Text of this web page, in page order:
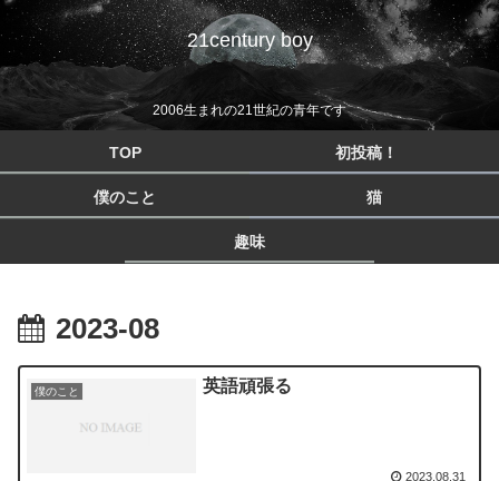
21century boy
2006生まれの21世紀の青年です
TOP 初投稿！
僕のこと 猫
趣味
2023-08
僕のこと 英語頑張る
2023.08.31